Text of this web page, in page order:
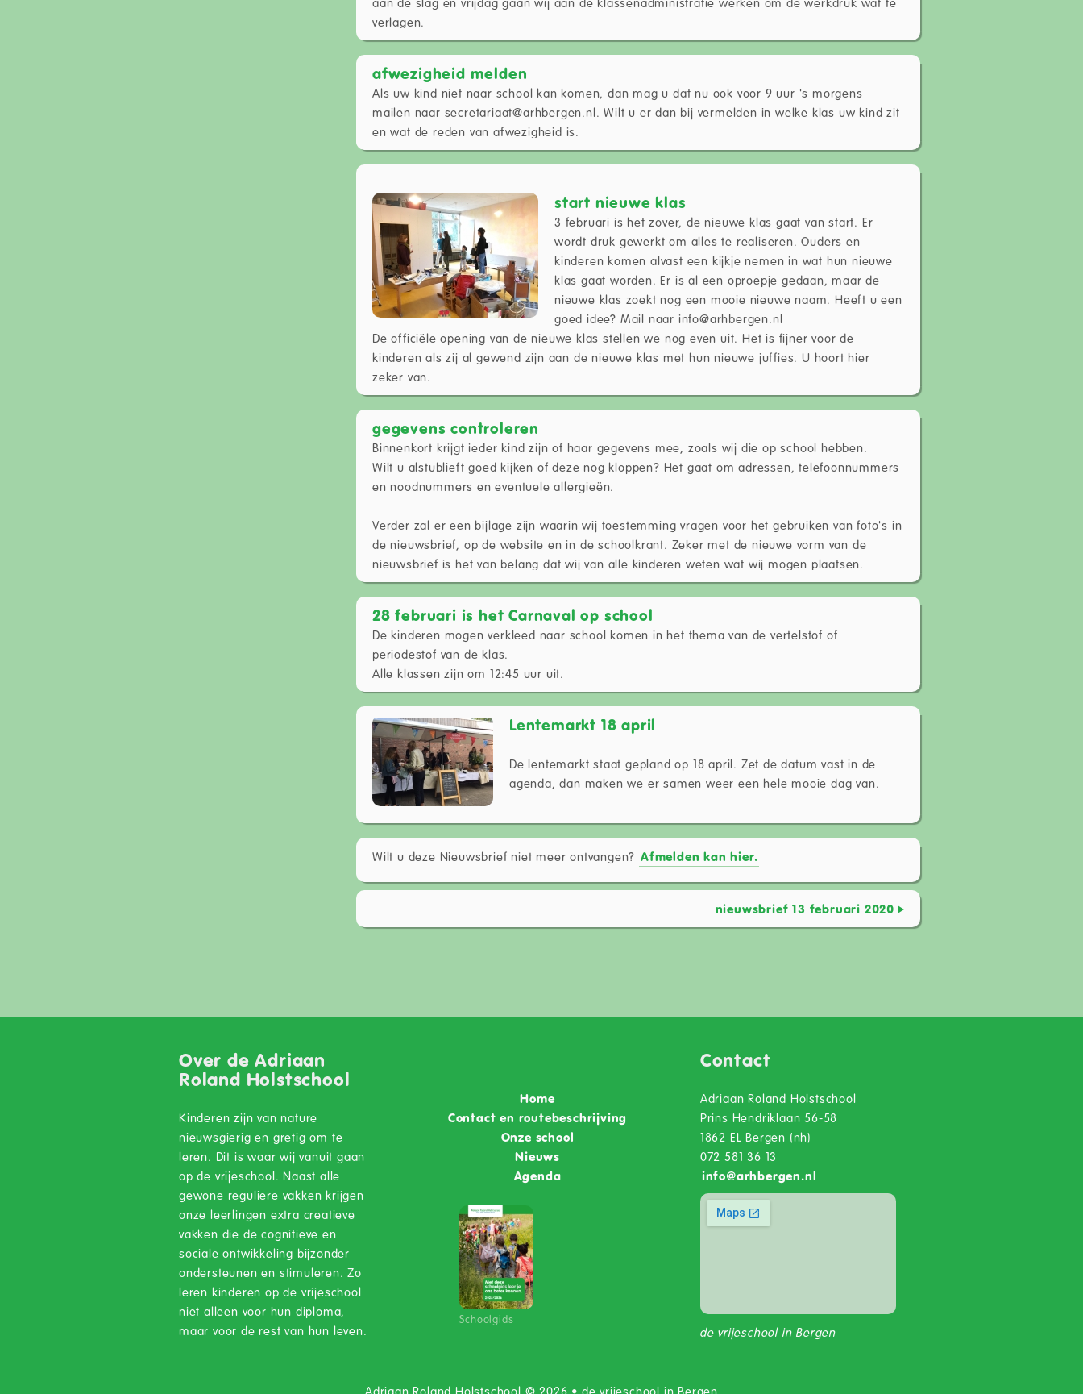
verlagen.
afwezigheid melden
Als uw kind niet naar school kan komen, dan mag u dat nu ook voor 9 uur 's morgens
mailen naar secretariaat@arhbergen.nl. Wilt u er dan bij vermelden in welke klas uw kind zit
en wat de reden van afwezigheid is.
start nieuwe klas
3 februari is het zover, de nieuwe klas gaat van start. Er
wordt druk gewerkt om alles te realiseren. Ouders en
kinderen komen alvast een kijkje nemen in wat hun nieuwe
klas gaat worden. Er is al een oproepje gedaan, maar de
nieuwe klas zoekt nog een mooie nieuwe naam. Heeft u een
goed idee? Mail naar info@arhbergen.nl
De officiële opening van de nieuwe klas stellen we nog even uit. Het is fijner voor de
kinderen als zij al gewend zijn aan de nieuwe klas met hun nieuwe juffies. U hoort hier
zeker van.
gegevens controleren
Binnenkort krijgt ieder kind zijn of haar gegevens mee, zoals wij die op school hebben.
Wilt u alstublieft goed kijken of deze nog kloppen? Het gaat om adressen, telefoonnummers
en noodnummers en eventuele allergieën.
Verder zal er een bijlage zijn waarin wij toestemming vragen voor het gebruiken van foto's in
de nieuwsbrief, op de website en in de schoolkrant. Zeker met de nieuwe vorm van de
nieuwsbrief is het van belang dat wij van alle kinderen weten wat wij mogen plaatsen.
28 februari is het Carnaval op school
De kinderen mogen verkleed naar school komen in het thema van de vertelstof of
periodestof van de klas.
Alle klassen zijn om 12:45 uur uit.
Lentemarkt 18 april
De lentemarkt staat gepland op 18 april. Zet de datum vast in de
agenda, dan maken we er samen weer een hele mooie dag van.
Wilt u deze Nieuwsbrief niet meer ontvangen? Afmelden kan hier.
nieuwsbrief 13 februari 2020
Over de Adriaan
Roland Holstschool
Kinderen zijn van nature
nieuwsgierig en gretig om te
leren. Dit is waar wij vanuit gaan
op de vrijeschool. Naast alle
gewone reguliere vakken krijgen
onze leerlingen extra creatieve
vakken die de cognitieve en
sociale ontwikkeling bijzonder
ondersteunen en stimuleren. Zo
leren kinderen op de vrijeschool
niet alleen voor hun diploma,
maar voor de rest van hun leven.
Home
Contact en routebeschrijving
Onze school
Nieuws
Agenda
Schoolgids
Contact
Adriaan Roland Holstschool
Prins Hendriklaan 56-58
1862 EL Bergen (nh)
072 581 36 13
info@arhbergen.nl
de vrijeschool in Bergen
Adriaan Roland Holstschool © 2026 • de vrijeschool in Bergen